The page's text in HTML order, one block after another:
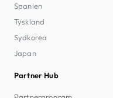
Spanien
Tyskland
Sydkorea
Japan
Partner Hub